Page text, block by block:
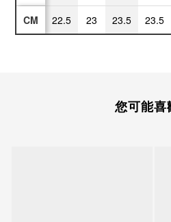
CM 22.5 23 23.5 23.5
您可能喜